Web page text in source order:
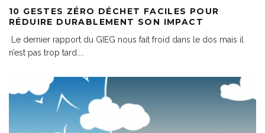
10 GESTES ZÉRO DÉCHET FACILES POUR
RÉDUIRE DURABLEMENT SON IMPACT
Le dernier rapport du GIEG nous fait froid dans le dos mais il
n’est pas trop tard.